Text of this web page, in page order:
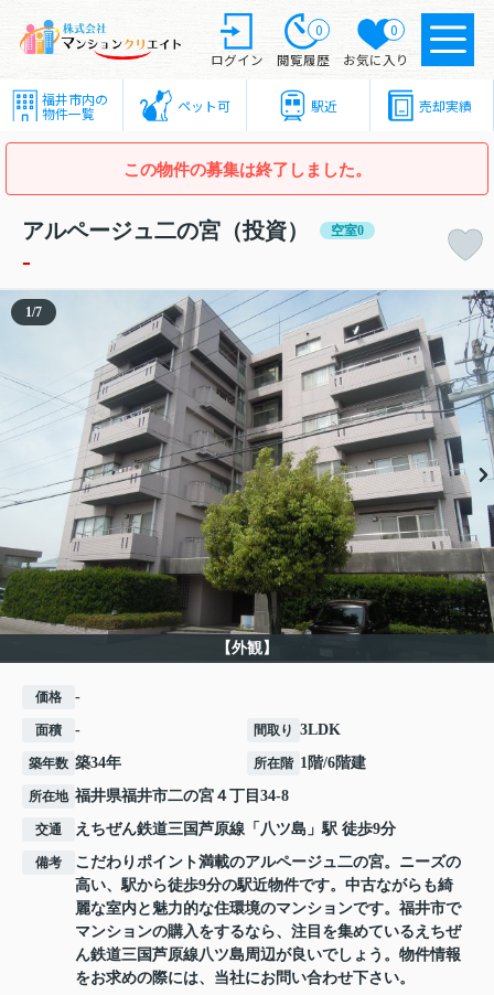
ログイン
0
閲覧履歴
0
お気に入り
福井市内の
物件一覧 ペット可 駅近 売却実績
この物件の募集は終了しました。
アルページュ二の宮（投資） 空室0
-
【外観】
1/7
価格 -
面積 - 間取り 3LDK
築年数 築34年 所在階 1階/6階建
所在地 福井県福井市二の宮 ４丁目34-8
交通 えちぜん鉄道三国芦原線 「 八ツ島 」駅 徒歩9分
備考
こだわりポイント満載のアルページュ二の宮。ニーズの
高い、駅から徒歩9分の駅近物件です。中古ながらも綺
麗な室内と魅力的な住環境のマンションです。福井市で
マンションの購入をするなら、注目を集めているえちぜ
ん鉄道三国芦原線八ツ島周辺が良いでしょう。物件情報
をお求めの際には、当社にお問い合わせ下さい。